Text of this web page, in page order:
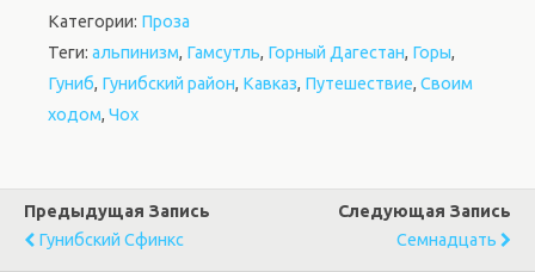
Категории: Проза
Теги: альпинизм, Гамсутль, Горный Дагестан, Горы,
Гуниб, Гунибский район, Кавказ, Путешествие, Своим
ходом, Чох
Предыдущая Запись
Гунибский Сфинкс
Следующая Запись
Семнадцать